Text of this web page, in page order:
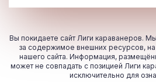
Вы покидаете сайт Лиги караванеров.
за содержимое внешних ресурсов,
нашего сайта. Информация,
может не совпадать с позицией Лиги
исключительно для